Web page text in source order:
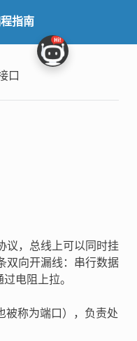
指南
口
议，总线上可以同时挂
双向开漏线：串行数据
电阻上拉。
被称为端口），负责处